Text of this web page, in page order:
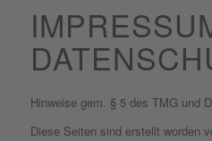
Hinweise gem. § 5 des TMG und
Diese Seiten sind erstellt worden